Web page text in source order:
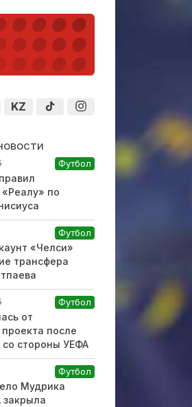
KZ
Футбол
по
Футбол
«Челси»
трансфера
Футбол
от
после
со стороны УЕФА
Футбол
Мудрика
закрыла